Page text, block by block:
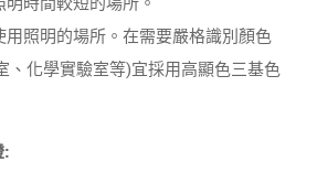
照明的場所。在需要嚴格識別顏色
、化學實驗室等)宜採用高顯色三基色
: